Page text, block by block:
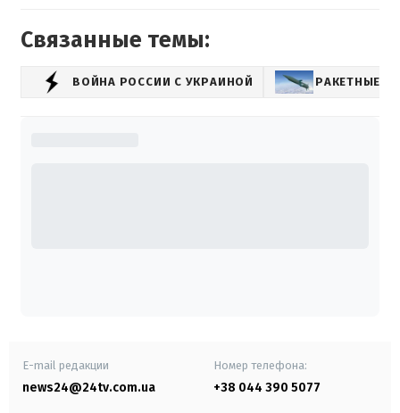
Связанные темы:
ВОЙНА РОССИИ С УКРАИНОЙ РАКЕТНЫЕ
E-mail редакции
news24@24tv.com.ua
Номер телефона:
+38 044 390 5077